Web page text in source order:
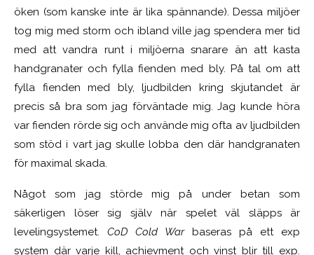
öken (som kanske inte är lika spännande). Dessa miljöer
tog mig med storm och ibland ville jag spendera mer tid
med att vandra runt i miljöerna snarare än att kasta
handgranater och fylla fienden med bly. På tal om att
fylla fienden med bly, ljudbilden kring skjutandet är
precis så bra som jag förväntade mig. Jag kunde höra
var fienden rörde sig och använde mig ofta av ljudbilden
som stöd i vart jag skulle lobba den där handgranaten
för maximal skada.
Något som jag störde mig på under betan som
säkerligen löser sig själv när spelet väl släpps är
levelingsystemet. CoD Cold Warbaseras på ett exp
system där varje kill, achievment och vinst blir till exp.